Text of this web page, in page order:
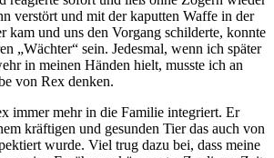
verstört und mit der kaputten Waffe in der
kam und uns den Vorgang schilderte, konnte
Wächter
sein. Jedesmal, wenn ich später
in meinen Händen hielt, musste ich an
von Rex denken.
immer mehr in die Familie integriert. Er
kräftigen und gesunden Tier das auch von
wurde. Viel trug dazu bei, dass meine